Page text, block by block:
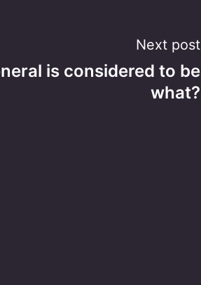
Next post
is considered to be
what?